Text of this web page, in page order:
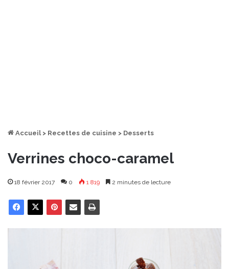
Accueil > Recettes de cuisine > Desserts
Verrines choco-caramel
18 février 2017 0 1 819 2 minutes de lecture